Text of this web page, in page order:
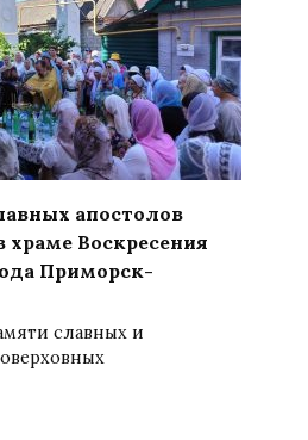
апостолов
храме Воскресения
Приморск-
славных и